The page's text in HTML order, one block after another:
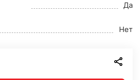
Да
Нет